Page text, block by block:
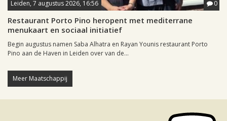
Leiden, 7 augustus 2026, 16:56 0
Restaurant Porto Pino heropent met mediterrane
menukaart en sociaal initiatief
Begin augustus namen Saba Alhatra en Rayan Younis restaurant Porto
Pino aan de Haven in Leiden over van de...
Meer Maatschappij